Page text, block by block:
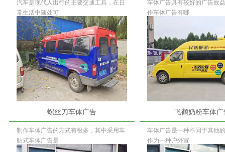
汽车是现代人出行的主要交通工具，在日
常生活中随处可
车体广告具有较好的广告效
作车体广告有哪
螺丝刀车体广告
制作车体广告的方式有很多，其中采用车
贴式车体广告是
飞鹤奶粉车体广
车体广告是一种不同于其他
作为一种户外宣